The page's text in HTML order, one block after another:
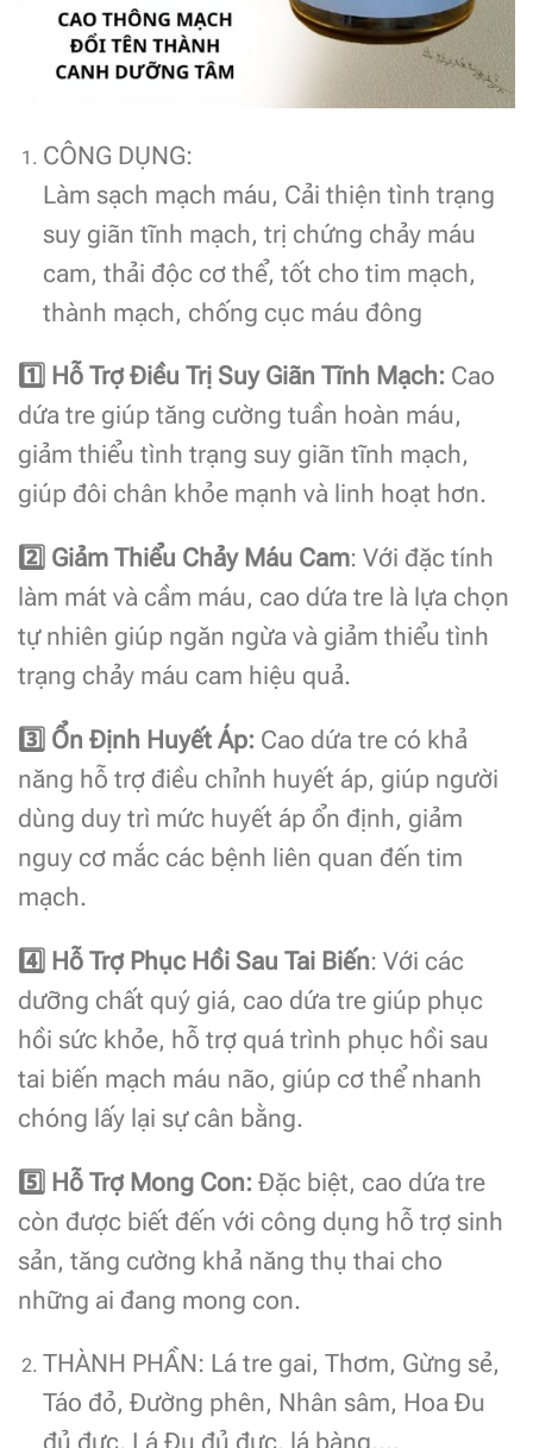
CÔNG DỤNG:
Làm sạch mạch máu, Cải thiện tình trạng
suy giãn tĩnh mạch, trị chứng chảy máu
cam, thải độc cơ thể, tốt cho tim mạch,
thành mạch, chống cục máu đông
1️ Hỗ Trợ Điều Trị Suy Giãn Tĩnh Mạch: Cao
dứa tre giúp tăng cường tuần hoàn máu,
giảm thiểu tình trạng suy giãn tĩnh mạch,
giúp đôi chân khỏe mạnh và linh hoạt hơn.
2️ Giảm Thiểu Chảy Máu Cam: Với đặc tính
làm mát và cầm máu, cao dứa tre là lựa chọn
tự nhiên giúp ngăn ngừa và giảm thiểu tình
trạng chảy máu cam hiệu quả.
3️ Ổn Định Huyết Áp: Cao dứa tre có khả
năng hỗ trợ điều chỉnh huyết áp, giúp người
dùng duy trì mức huyết áp ổn định, giảm
nguy cơ mắc các bệnh liên quan đến tim
mạch.
4️ Hỗ Trợ Phục Hồi Sau Tai Biến: Với các
dưỡng chất quý giá, cao dứa tre giúp phục
hồi sức khỏe, hỗ trợ quá trình phục hồi sau
tai biến mạch máu não, giúp cơ thể nhanh
chóng lấy lại sự cân bằng.
5️ Hỗ Trợ Mong Con: Đặc biệt, cao dứa tre
còn được biết đến với công dụng hỗ trợ sinh
sản, tăng cường khả năng thụ thai cho
những ai đang mong con.
THÀNH PHẦN: Lá tre gai, Thơm, Gừng sẻ,
Táo đỏ, Đường phên, Nhân sâm, Hoa Đu